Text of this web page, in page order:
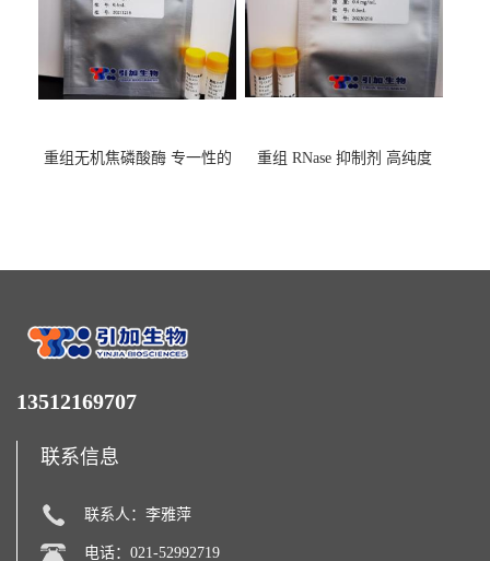
重组无机焦磷酸酶 专一性的
重组 RNase 抑制剂 高纯度
13512169707
联系信息
联系人：李雅萍
电话：021-52992719